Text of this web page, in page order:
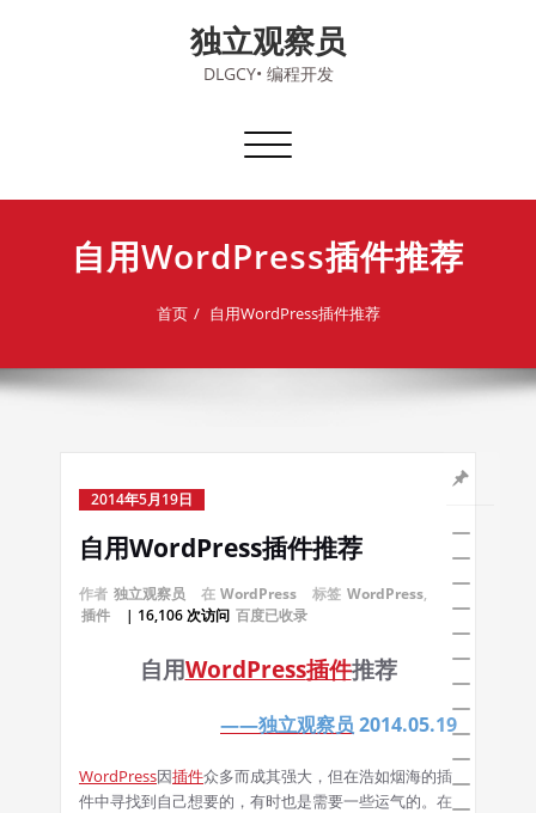
独立观察员
DLGCY• 编程开发
切
导
自用WordPress插件推荐
首页 自用WordPress插件推荐
2014年5月19日
自用WordPress插件推荐
作者 独立观察员 在 WordPress 标签 WordPress,
插件
| 16,106 次访问 百度已收录
自用WordPress插件推荐
——独立观察员 2014.05.19
WordPress因插件众多而成其强大，但在浩如烟海的插
件中寻找到自己想要的，有时也是需要一些运气的。在